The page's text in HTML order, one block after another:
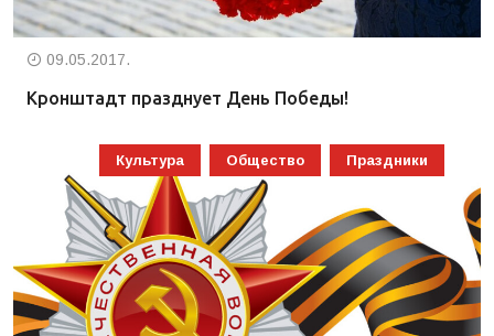
09.05.2017.
Кронштадт празднует День Победы!
Культура Общество Праздники